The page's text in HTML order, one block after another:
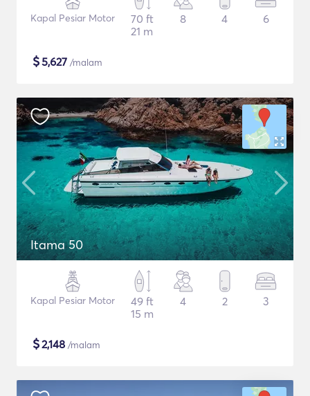
Kapal Pesiar Motor
70 ft
21 m
8 4 6
$5,627 /malam
Itama 50
Kapal Pesiar Motor
49 ft
15 m
4 2 3
$2,148 /malam